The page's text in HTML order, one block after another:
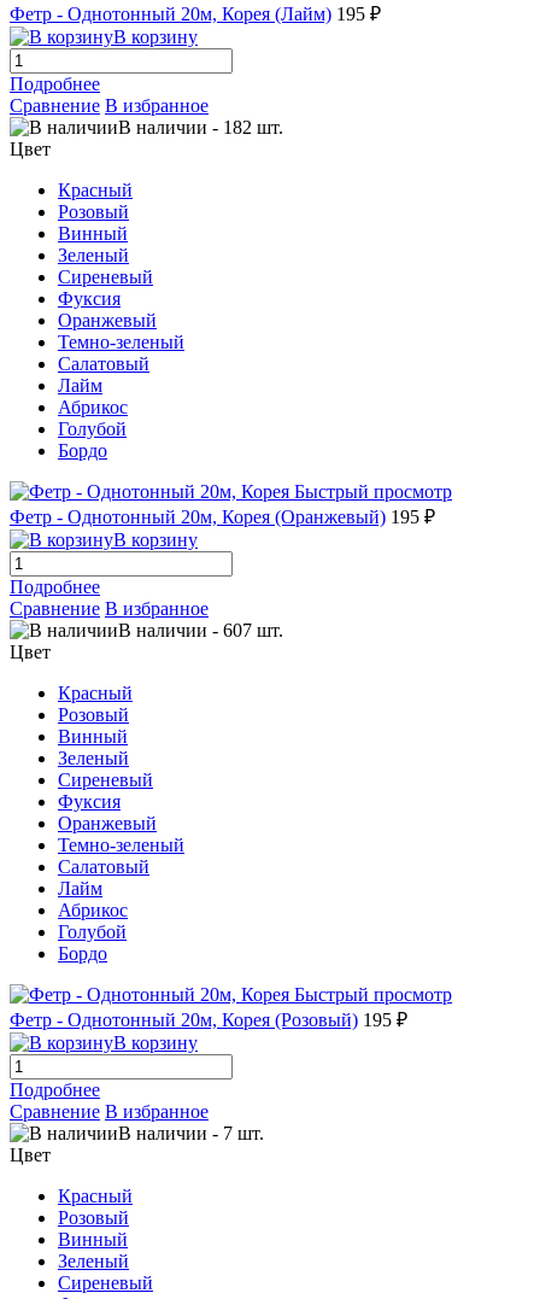
Фетр - Однотонный 20м, Корея (Лайм) 195 ₽
В корзину
Подробнее
Сравнение В избранное
В наличии - 182 шт.
Цвет
Красный
Розовый
Винный
Зеленый
Сиреневый
Фуксия
Оранжевый
Темно-зеленый
Салатовый
Лайм
Абрикос
Голубой
Бордо
Быстрый просмотр
Фетр - Однотонный 20м, Корея (Оранжевый) 195 ₽
В корзину
Подробнее
Сравнение В избранное
В наличии - 607 шт.
Цвет
Красный
Розовый
Винный
Зеленый
Сиреневый
Фуксия
Оранжевый
Темно-зеленый
Салатовый
Лайм
Абрикос
Голубой
Бордо
Быстрый просмотр
Фетр - Однотонный 20м, Корея (Розовый) 195 ₽
В корзину
Подробнее
Сравнение В избранное
В наличии - 7 шт.
Цвет
Красный
Розовый
Винный
Зеленый
Сиреневый